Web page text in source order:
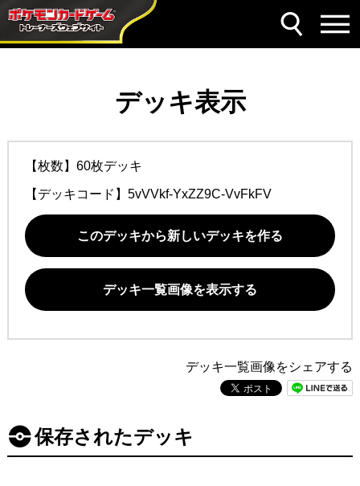
デッキ表示
【枚数】60枚デッキ
【デッキコード】 5vVVkf-YxZZ9C-VvFkFV
このデッキから新しいデッキを作る
デッキ一覧画像を表示する
デッキ一覧画像をシェアする
保存されたデッキ